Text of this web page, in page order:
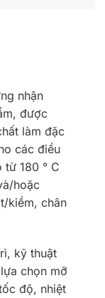
nhận
được
làm đặc
các điều
từ 180 ° C
hoặc
kiềm, chân
kỹ thuật
chọn mỡ
độ, nhiệt